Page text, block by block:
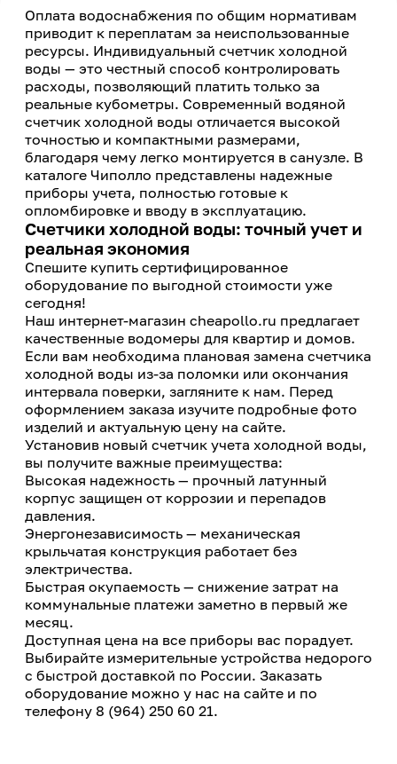
Оплата водоснабжения по общим нормативам
приводит к переплатам за неиспользованные
ресурсы. Индивидуальный счетчик холодной
воды — это честный способ контролировать
расходы, позволяющий платить только за
реальные кубометры. Современный водяной
счетчик холодной воды отличается высокой
точностью и компактными размерами,
благодаря чему легко монтируется в санузле. В
каталоге Чиполло представлены надежные
приборы учета, полностью готовые к
опломбировке и вводу в эксплуатацию.
Счетчики холодной воды: точный учет и
реальная экономия
Спешите купить сертифицированное
оборудование по выгодной стоимости уже
сегодня!
Наш интернет-магазин cheapollo.ru предлагает
качественные водомеры для квартир и домов.
Если вам необходима плановая замена счетчика
холодной воды из-за поломки или окончания
интервала поверки, загляните к нам. Перед
оформлением заказа изучите подробные фото
изделий и актуальную цену на сайте.
Установив новый счетчик учета холодной воды,
вы получите важные преимущества:
Высокая надежность — прочный латунный
корпус защищен от коррозии и перепадов
давления.
Энергонезависимость — механическая
крыльчатая конструкция работает без
электричества.
Быстрая окупаемость — снижение затрат на
коммунальные платежи заметно в первый же
месяц.
Доступная цена на все приборы вас порадует.
Выбирайте измерительные устройства недорого
с быстрой доставкой по России. Заказать
оборудование можно у нас на сайте и по
телефону 8 (964) 250 60 21.